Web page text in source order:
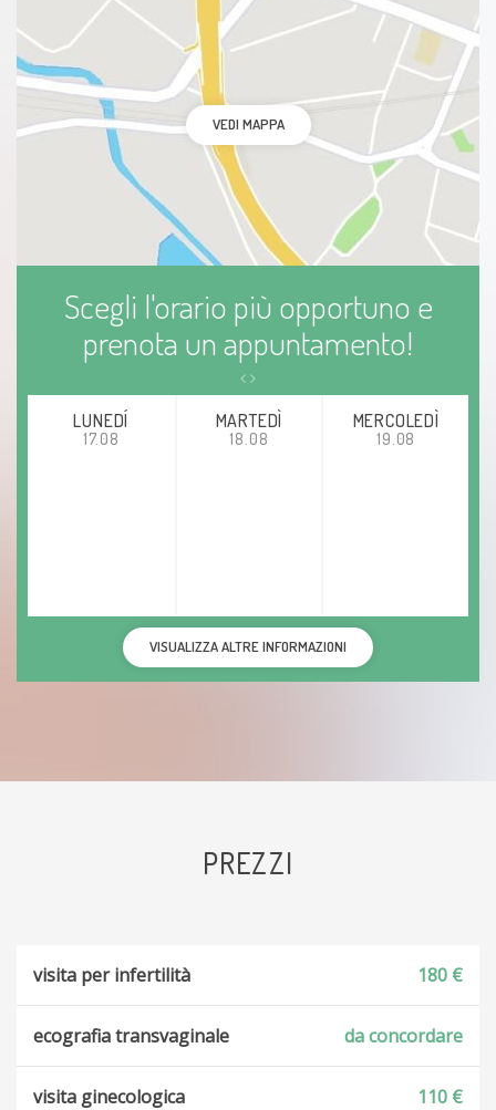
VEDI MAPPA
Scegli l'orario più opportuno e
prenota un appuntamento!
LUNEDÍ
17.08
MARTEDÌ
18.08
MERCOLEDÌ
19.08
VISUALIZZA ALTRE INFORMAZIONI
PREZZI
visita per infertilità 180 €
ecografia transvaginale da concordare
visita ginecologica 110 €